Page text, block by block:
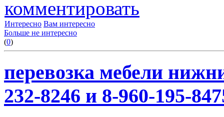
комментировать
Интересно Вам интересно
Больше не интересно
(0)
перевозка мебели
232-8246 и 8-960-195-